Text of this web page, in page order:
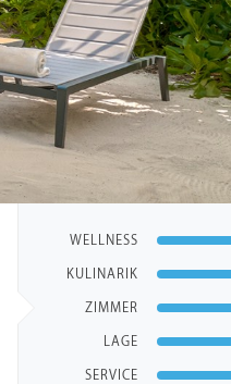
WELLNESS
KULINARIK
ZIMMER
LAGE
SERVICE